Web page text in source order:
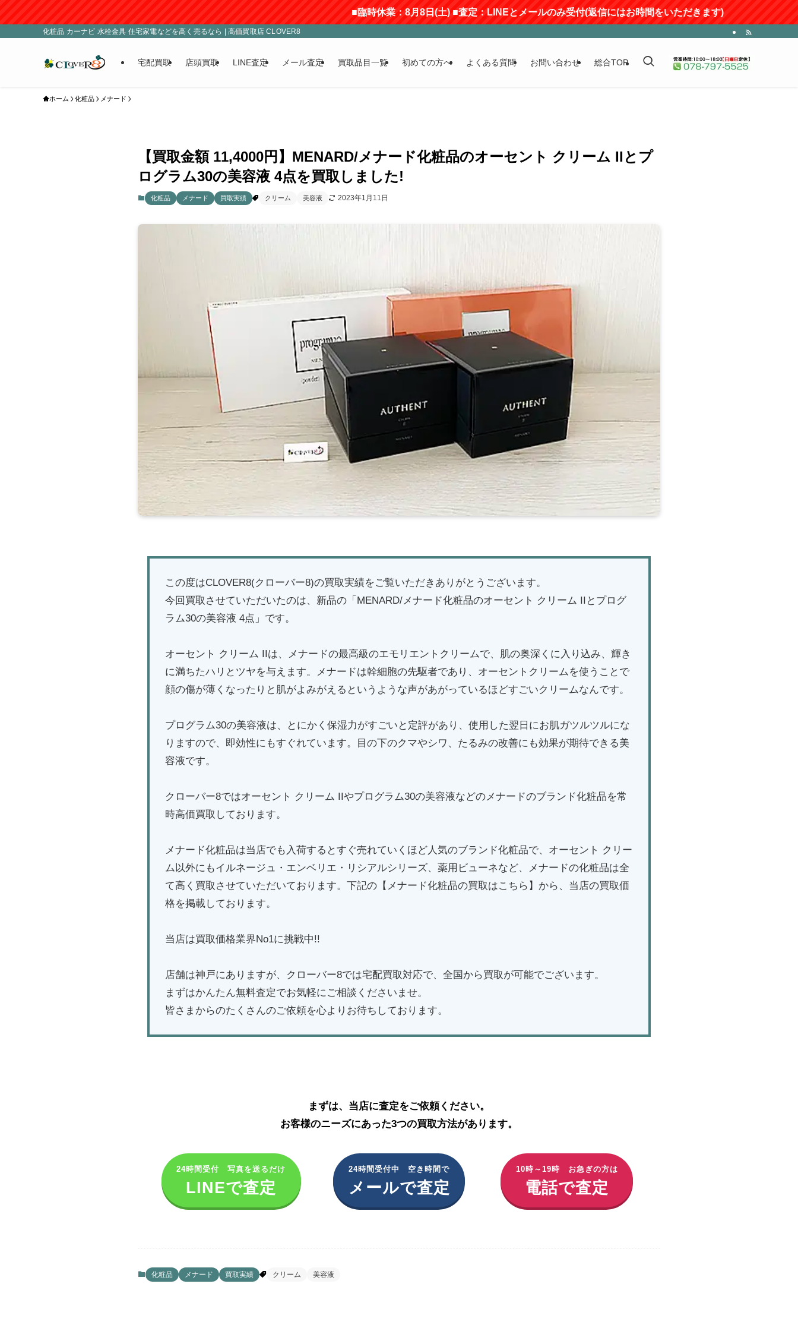
■臨時休業：8月8日(土) ■査定：LINEとメールのみ受付(返信にはお時間をいただきます)
化粧品 カーナビ 水栓金具 住宅家電などを高く売るなら | 高価買取店 CLOVER8
宅配買取 店頭買取 LINE査定 メール査定 買取品目一覧 初めての方へ よくある質問 お問い合わせ 総合TOP
ホーム 化粧品 メナード
【買取金額 11,4000円】MENARD/メナード化粧品のオーセント クリーム IIとプ
ログラム30の美容液 4点を買取しました!
化粧品 メナード 買取実績 クリーム 美容液 2023年1月11日
この度はCLOVER8(クローバー8)の買取実績をご覧いただきありがとうございます。
今回買取させていただいたのは、新品の「MENARD/メナード化粧品のオーセント クリーム IIとプログ
ラム30の美容液 4点」です。
オーセント クリーム IIは、メナードの最高級のエモリエントクリームで、肌の奥深くに入り込み、輝き
に満ちたハリとツヤを与えます。メナードは幹細胞の先駆者であり、オーセントクリームを使うことで
顔の傷が薄くなったりと肌がよみがえるというような声があがっているほどすごいクリームなんです。
プログラム30の美容液は、とにかく保湿力がすごいと定評があり、使用した翌日にお肌ガツルツルにな
りますので、即効性にもすぐれています。目の下のクマやシワ、たるみの改善にも効果が期待できる美
容液です。
クローバー8ではオーセント クリーム IIやプログラム30の美容液などのメナードのブランド化粧品を常
時高価買取しております。
メナード化粧品は当店でも入荷するとすぐ売れていくほど人気のブランド化粧品で、オーセント クリー
ム以外にもイルネージュ・エンベリエ・リシアルシリーズ、薬用ビューネなど、メナードの化粧品は全
て高く買取させていただいております。下記の【メナード化粧品の買取はこちら】から、当店の買取価
格を掲載しております。
当店は買取価格業界No1に挑戦中!!
店舗は神戸にありますが、クローバー8では宅配買取対応で、全国から買取が可能でございます。
まずはかんたん無料査定でお気軽にご相談くださいませ。
皆さまからのたくさんのご依頼を心よりお待ちしております。
まずは、当店に査定をご依頼ください。
お客様のニーズにあった3つの買取方法があります。
24時間受付 写真を送るだけ
LINEで査定
24時間受付中 空き時間で
メールで査定
10時～19時 お急ぎの方は
電話で査定
化粧品 メナード 買取実績 クリーム 美容液